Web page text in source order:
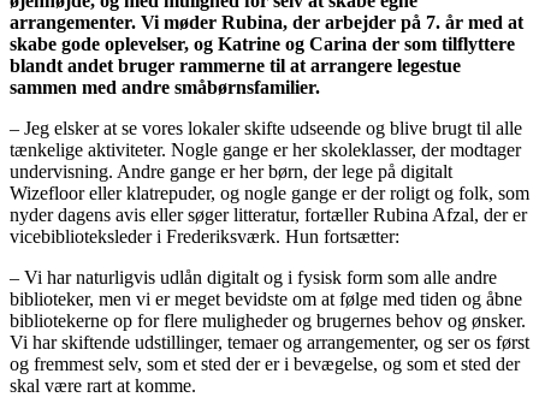
arrangementer. Vi møder Rubina, der arbejder på 7. år med at
skabe gode oplevelser, og Katrine og Carina der som tilflyttere
blandt andet bruger rammerne til at arrangere legestue
sammen med andre småbørnsfamilier.
– Jeg elsker at se vores lokaler skifte udseende og blive brugt til alle
tænkelige aktiviteter. Nogle gange er her skoleklasser, der modtager
undervisning. Andre gange er her børn, der lege på digitalt
Wizefloor eller klatrepuder, og nogle gange er der roligt og folk, som
nyder dagens avis eller søger litteratur, fortæller Rubina Afzal, der er
vicebiblioteksleder i Frederiksværk. Hun fortsætter:
– Vi har naturligvis udlån digitalt og i fysisk form som alle andre
biblioteker, men vi er meget bevidste om at følge med tiden og åbne
bibliotekerne op for flere muligheder og brugernes behov og ønsker.
Vi har skiftende udstillinger, temaer og arrangementer, og ser os først
og fremmest selv, som et sted der er i bevægelse, og som et sted der
skal være rart at komme.